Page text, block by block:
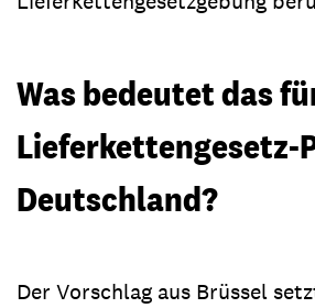
Was bedeutet das
Lieferkettengesetz-
Deutschland?
Der Vorschlag aus Brüssel